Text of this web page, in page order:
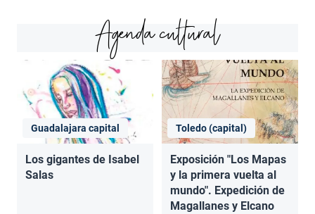
Agenda cultural
Guadalajara capital
Los gigantes de Isabel
Salas
Toledo (capital)
Exposición "Los Mapas
y la primera vuelta al
mundo". Expedición de
Magallanes y Elcano